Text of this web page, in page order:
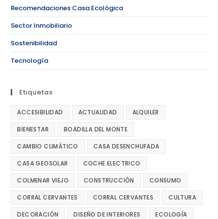
Recomendaciones Casa Ecológica
Sector Inmobiliario
Sostenibilidad
Tecnología
Etiquetas
ACCESIBILIDAD ACTUALIDAD ALQUILER
BIENESTAR BOADILLA DEL MONTE
CAMBIO CLIMÁTICO CASA DESENCHUFADA
CASA GEOSOLAR COCHE ELECTRICO
COLMENAR VIEJO CONSTRUCCIÓN CONSUMO
CORRAL CERVANTES CORRAL CERVANTES CULTURA
DECORACIÓN DISEÑO DE INTERIORES ECOLOGÍA